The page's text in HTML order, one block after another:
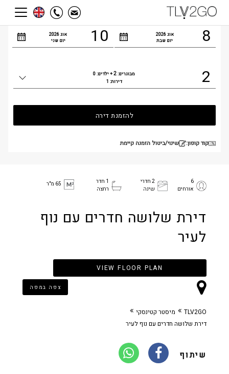
הגעה
8 אוג2026
יום שבת
10 אוג2026
יום שני
כמות
2 מבוגרים:2+ ילדים:0
דירות: 1
קוד קופון: שינוי/ביטול הזמנה קיימת
להזמנת דירה
6
אורחים
2 חדרי
שינה
1 חדר
רחצה
65 מ"ר
דירת שלושה חדרים עם נוף
לעיר
VIEW FLOOR PLAN
צפה במפה
שיתוף
TLV2GO
מיסטר קטינסקי
דירת שלושה חדרים עם נוף לעיר